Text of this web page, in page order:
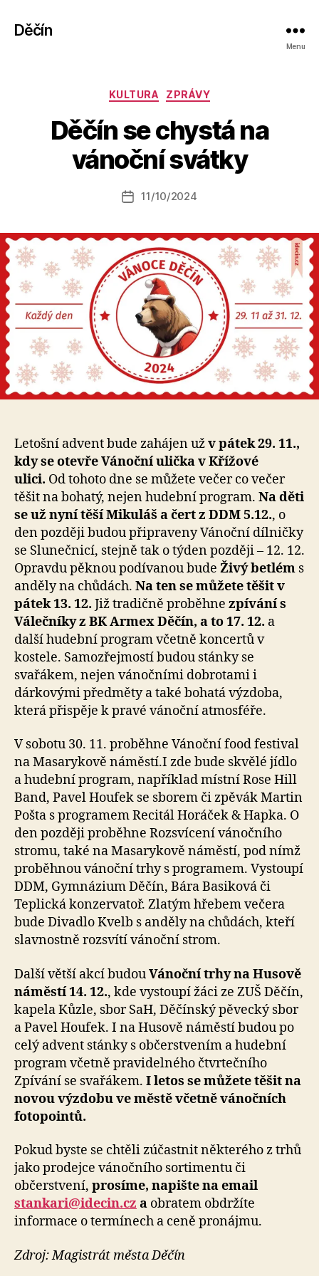
Děčín
Menu
Rubriky
KULTURA ZPRÁVY
Děčín se chystá na
vánoční svátky
Autor
příspěvku
u
t
o
a
s
o
Datum
11/10/2024
Letošní advent bude zahájen užv pátek 29. 11.,
kdy se otevře Vánoční ulička v Křížové
ulici. Od tohoto dne se můžete večer co večer
těšit na bohatý, nejen hudební program. Na děti
se už nyní těší Mikuláš a čert z DDM 5.12., o
den později budou připraveny Vánoční dílničky
se Slunečnicí, stejně tak o týden později – 12. 12.
Opravdu pěknou podívanou bude Živý betlém s
anděly na chůdách. Na ten se můžete těšit v
pátek 13. 12. Již tradičně proběhne zpívání s
Válečníky z BK Armex Děčín, a to 17. 12. a
další hudební program včetně koncertů v
kostele. Samozřejmostí budou stánky se
svařákem, nejen vánočními dobrotami i
dárkovými předměty a také bohatá výzdoba,
která přispěje k pravé vánoční atmosféře.
V sobotu 30. 11. proběhne Vánoční food festival
na Masarykově náměstí.I zde bude skvělé jídlo
a hudební program, například místní Rose Hill
Band, Pavel Houfek se sborem či zpěvák Martin
Pošta s programem Recitál Horáček & Hapka. O
den později proběhne Rozsvícení vánočního
stromu, také na Masarykově náměstí, pod nímž
proběhnou vánoční trhy s programem. Vystoupí
DDM, Gymnázium Děčín, Bára Basiková či
Teplická konzervatoř. Zlatým hřebem večera
bude Divadlo Kvelb s anděly na chůdách, kteří
slavnostně rozsvítí vánoční strom.
Další větší akcí budouVánoční trhy na Husově
náměstí 14. 12., kde vystoupí žáci ze ZUŠ Děčín,
kapela Kůzle, sbor SaH, Děčínský pěvecký sbor
a Pavel Houfek. I na Husově náměstí budou po
celý advent stánky s občerstvením a hudební
program včetně pravidelného čtvrtečního
Zpívání se svařákem. I letos se můžete těšit na
novou výzdobu ve městě včetně vánočních
fotopointů.
Pokud byste se chtěli zúčastnit některého z trhů
jako prodejce vánočního sortimentu či
občerstvení, prosíme, napište na email
stankari@idecin.cz a obratem obdržíte
informace o termínech a ceně pronájmu.
Zdroj: Magistrát města Děčín